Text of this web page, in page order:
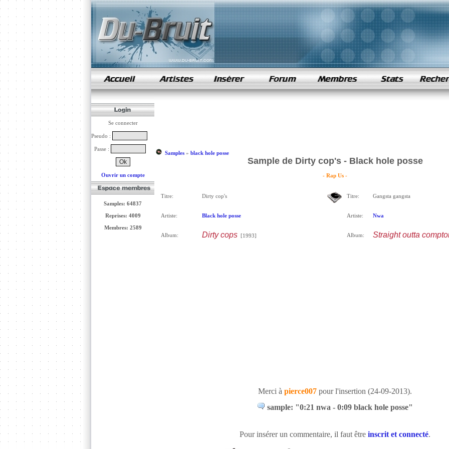
samples de rap
Se connecter
Pseudo :
Passe :
Ouvrir un compte
Samples: 64837
Reprises: 4009
Membres: 2589
Samples» black hole posse
Sample de Dirty cop's - Black hole posse
- Rap Us -
Titre: Dirty cop's
Artiste: Black hole posse
Album: Dirty cops[1993]
Titre: Gangsta gangsta
Artiste: Nwa
Album: Straight outta
Merci à pierce007 pour l'insertion (24-09-2013).
sample: "0:21 nwa - 0:09 black hole posse"
Pour insérer un commentaire, il faut être inscrit et connecté.